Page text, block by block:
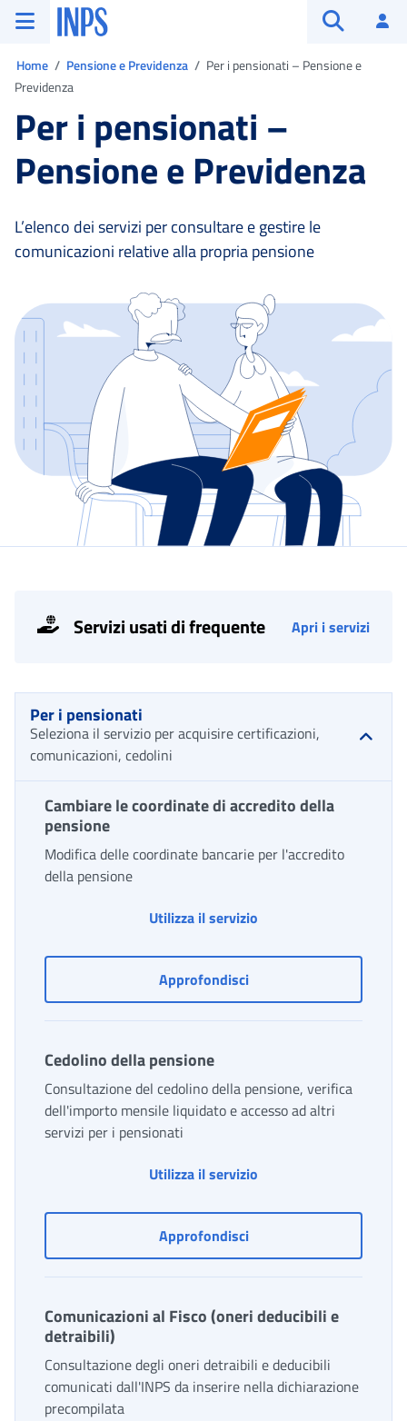
Vai al menu principale
Vai al contenuto principale
Vai al pie' di pagina
INPS ()
Home Pensione e Previdenza
Per i pensionati – Pensione e
Previdenza
Per i pensionati –
Pensione e Previdenza
L’elenco dei servizi per consultare e gestire le
comunicazioni relative alla propria pensione
Per i pensionati
Seleziona il servizio per acquisire certificazioni,
comunicazioni, cedolini
Cambiare le coordinate di accredito della
pensione
Modifica delle coordinate bancarie per l'accredito
della pensione
Utilizza il servizio
ApprofondisciCambiare le coordinate
Cedolino della pensione
Consultazione del cedolino della pensione, verifica
dell'importo mensile liquidato e accesso ad altri
servizi per i pensionati
Utilizza il servizio
ApprofondisciCedolino della pensione
Comunicazioni al Fisco (oneri deducibili e
detraibili)
Consultazione degli oneri detraibili e deducibili
comunicati dall'INPS da inserire nella dichiarazione
precompilata
Servizi usati di frequente Apri i servizi